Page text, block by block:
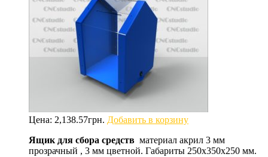
Цена: 2,138.57грн. Добавить в корзину
Ящик для сбора средств материал акрил 3 мм
прозрачный , 3 мм цветной. Габариты 250х350х250 мм.